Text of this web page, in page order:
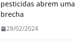
pesticidas abrem uma
brecha
28/02/2024